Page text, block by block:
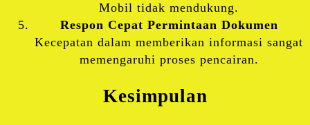
Mobil tidak mendukung.
Respon Cepat Permintaan Dokumen
Kecepatan dalam memberikan informasi sangat
memengaruhi proses pencairan.
Kesimpulan